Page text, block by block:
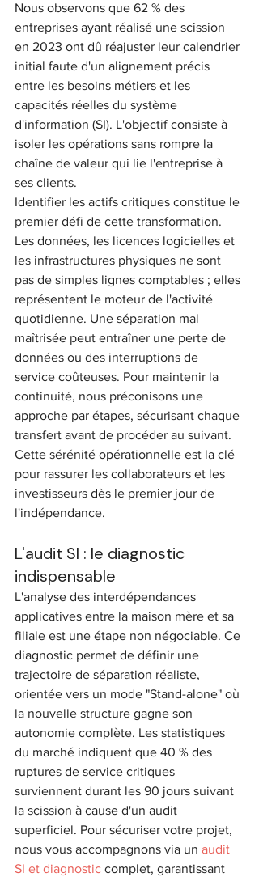
Nous observons que 62 % des
entreprises ayant réalisé une scission
en 2023 ont dû réajuster leur calendrier
initial faute d'un alignement précis
entre les besoins métiers et les
capacités réelles du système
d'information (SI). L'objectif consiste à
isoler les opérations sans rompre la
chaîne de valeur qui lie l'entreprise à
ses clients.
Identifier les actifs critiques constitue le
premier défi de cette transformation.
Les données, les licences logicielles et
les infrastructures physiques ne sont
pas de simples lignes comptables ; elles
représentent le moteur de l'activité
quotidienne. Une séparation mal
maîtrisée peut entraîner une perte de
données ou des interruptions de
service coûteuses. Pour maintenir la
continuité, nous préconisons une
approche par étapes, sécurisant chaque
transfert avant de procéder au suivant.
Cette sérénité opérationnelle est la clé
pour rassurer les collaborateurs et les
investisseurs dès le premier jour de
l'indépendance.
L'audit SI : le diagnostic
indispensable
L'analyse des interdépendances
applicatives entre la maison mère et sa
filiale est une étape non négociable. Ce
diagnostic permet de définir une
trajectoire de séparation réaliste,
orientée vers un mode "Stand-alone" où
la nouvelle structure gagne son
autonomie complète. Les statistiques
du marché indiquent que 40 % des
ruptures de service critiques
surviennent durant les 90 jours suivant
la scission à cause d'un audit
superficiel. Pour sécuriser votre projet,
nous vous accompagnons via un audit
SI et diagnostic complet, garantissant